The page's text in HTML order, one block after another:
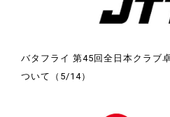
バタフライ 第45回全日本クラブ
ついて（5/14）